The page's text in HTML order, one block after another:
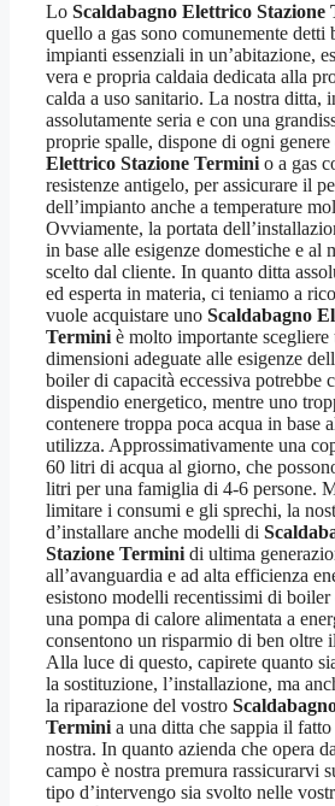
Lo Scaldabagno Elettrico Stazione
quello a gas sono comunemente detti
impianti essenziali in un’abitazione,
vera e propria caldaia dedicata alla
calda a uso sanitario. La nostra ditta,
assolutamente seria e con una
proprie spalle, dispone di ogni genere
Elettrico Stazione Termini o a gas
resistenze antigelo, per assicurare il
dell’impianto anche a temperature
Ovviamente, la portata
in base alle esigenze domestiche e al
scelto dal cliente. In quanto ditta
ed esperta in materia, ci teniamo a
vuole acquistare uno Scaldabagno
Termini è molto importante
dimensioni adeguate alle esigenze
boiler di capacità eccessiva potrebbe
dispendio energetico, mentre uno
contenere troppa poca acqua in base
utilizza. Approssimativamente una
60 litri di acqua al giorno, che
litri per una famiglia di 4-6 persone.
limitare i consumi e gli sprechi, la
d’installare anche modelli di
Stazione Termini di ultima
all’avanguardia e ad alta efficienza
esistono modelli recentissimi di
una pompa di calore alimentata a
consentono un risparmio di ben oltre
Alla luce di questo, capirete quanto
la sostituzione, l’installazione, ma
la riparazione del vostro
Termini a una ditta che sappia il
nostra. In quanto azienda che opera
campo è nostra premura rassicurarvi
tipo d’intervengo sia svolto nelle